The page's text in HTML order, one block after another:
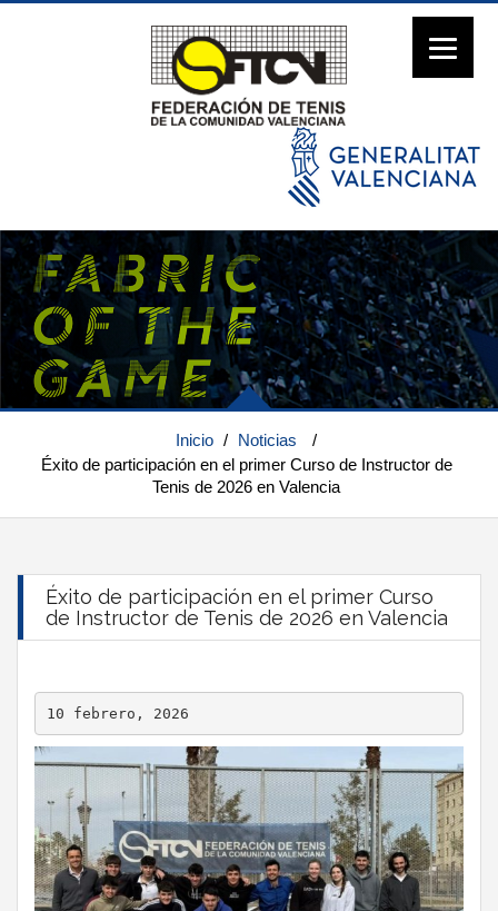
Inicio / Noticias
/
Éxito de participación en el primer Curso de Instructor de
Tenis de 2026 en Valencia
Éxito de participación en el primer Curso
de Instructor de Tenis de 2026 en Valencia
10 febrero, 2026